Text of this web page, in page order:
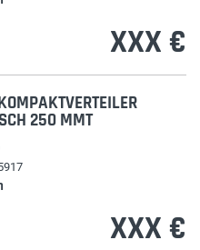
XXX €
250 MMT
XXX €